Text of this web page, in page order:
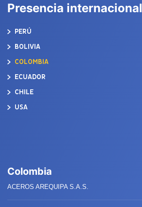
Presencia internacional
PERÚ
BOLIVIA
COLOMBIA
ECUADOR
CHILE
USA
Colombia
ACEROS AREQUIPA S.A.S.